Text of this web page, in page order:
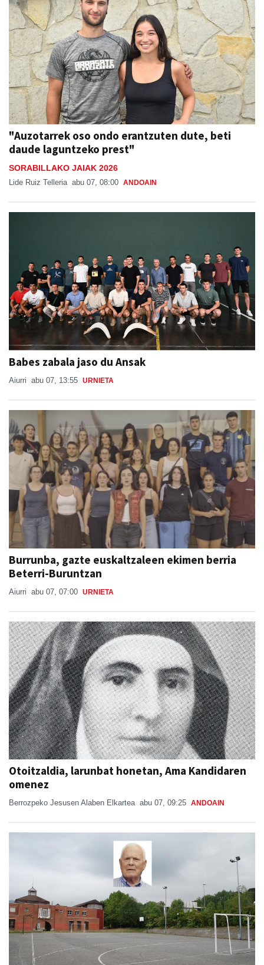
"Auzotarrek oso ondo erantzuten dute, beti
daude laguntzeko prest"
SORABILLAKO JAIAK 2026
Lide Ruiz Telleria abu 07, 08:00 ANDOAIN
Babes zabala jaso du Ansak
Aiurri abu 07, 13:55 URNIETA
Burrunba, gazte euskaltzaleen ekimen berria
Beterri-Buruntzan
Aiurri abu 07, 07:00 URNIETA
Otoitzaldia, larunbat honetan, Ama Kandidaren
omenez
Berrozpeko Jesusen Alaben Elkartea abu 07, 09:25 ANDOAIN